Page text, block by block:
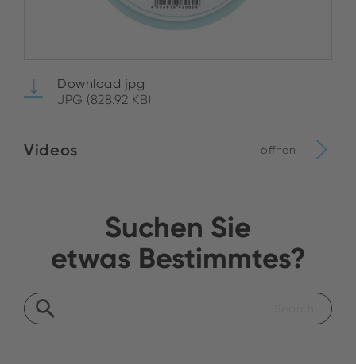
Download jpg
JPG (828.92 KB)
Videos öffnen
Suchen Sie
etwas Bestimmtes?